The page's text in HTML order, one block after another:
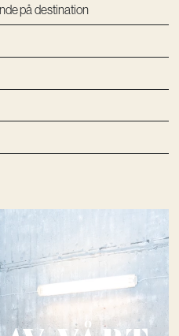
på destination